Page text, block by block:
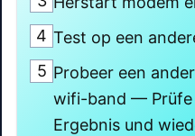
4 Test op een
5 Probeer een
wifi-band — Prüfe
Ergebnis und